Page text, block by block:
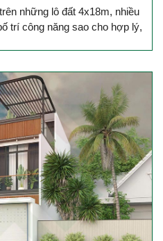
những lô đất 4x18m, nhiều
trí công năng sao cho hợp lý,